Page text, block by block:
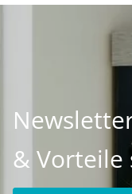
& Vorteile